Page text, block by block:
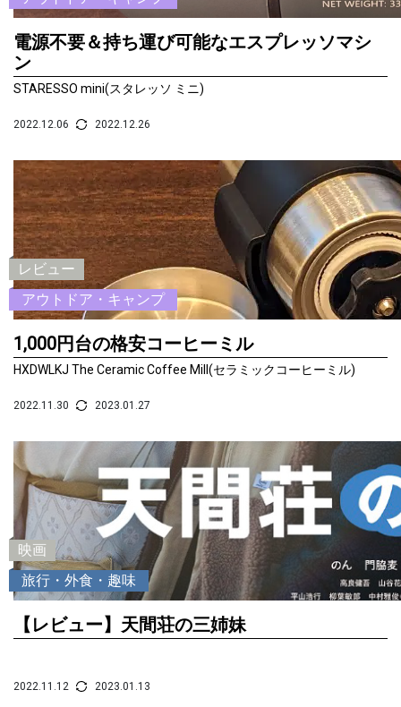
電源不要＆持ち運び可能なエスプレッソマシ
ン
STARESSO mini(スタレッソ ミニ)
2022.12.06 2022.12.26
レビュー
アウトドア・キャンプ
1,000円台の格安コーヒーミル
HXDWLKJ The Ceramic Coffee Mill(セラミックコーヒーミル)
2022.11.30 2023.01.27
映画
旅行・外食・趣味
【レビュー】天間荘の三姉妹
2022.11.12 2023.01.13